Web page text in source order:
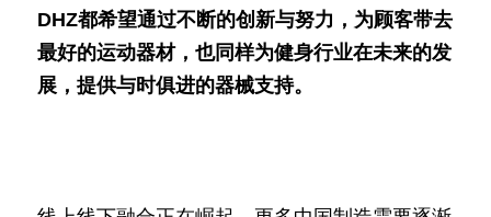
DHZ都希望通过不断的创新与努力，为顾客带去
最好的运动器材，也同样为健身行业在未来的发
展，提供与时俱进的器械支持。